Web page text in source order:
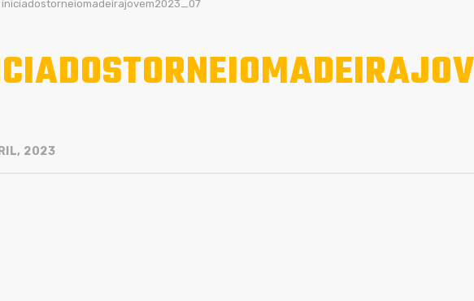
iniciadostorneiomadeirajovem2023_07
2023